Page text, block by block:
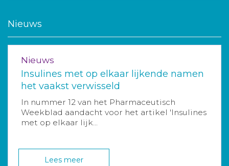
Nieuws
Nieuws
Insulines met op elkaar lijkende namen
het vaakst verwisseld
In nummer 12 van het Pharmaceutisch
Weekblad aandacht voor het artikel 'Insulines
met op elkaar lijk...
Lees meer